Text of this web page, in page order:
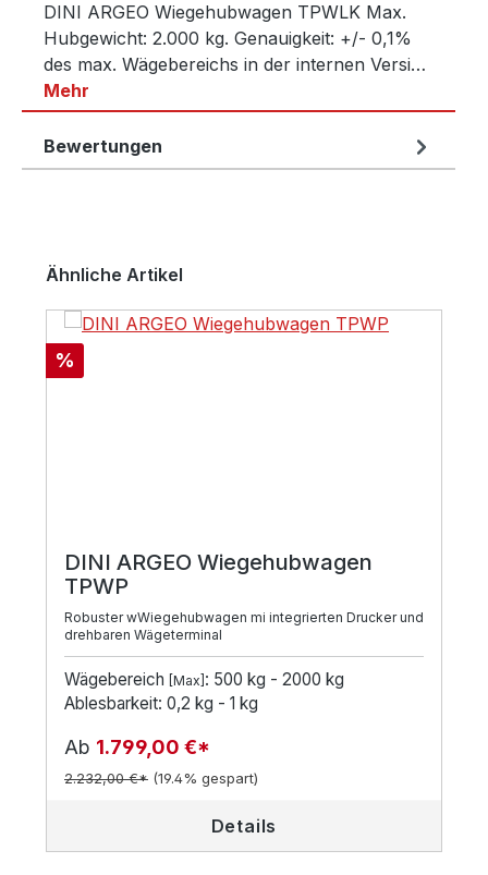
DINI ARGEO Wiegehubwagen TPWLK Max.
Hubgewicht: 2.000 kg. Genauigkeit: +/- 0,1%
des max. Wägebereichs in der internen Versi…
Mehr
Bewertungen
Produktgalerie überspringen
Ähnliche Artikel
Rabatt
%
DINI ARGEO Wiegehubwagen
TPWP
Robuster wWiegehubwagen mi integrierten Drucker und
drehbaren Wägeterminal
Wägebereich [Max] : 500 kg - 2000 kg
Ablesbarkeit: 0,2 kg - 1 kg
Ab 1.799,00 €*
2.232,00 €* (19.4% gespart)
Details